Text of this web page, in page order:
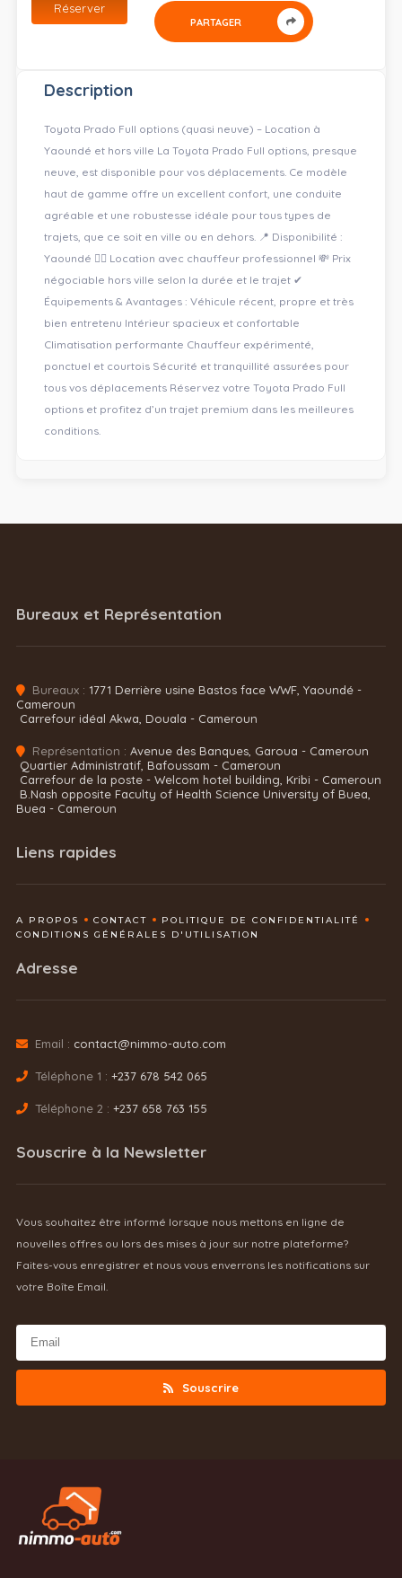
Réserver
PARTAGER
Description
Toyota Prado Full options (quasi neuve) – Location à
Yaoundé et hors ville La Toyota Prado Full options, presque
neuve, est disponible pour vos déplacements. Ce modèle
haut de gamme offre un excellent confort, une conduite
agréable et une robustesse idéale pour tous types de
trajets, que ce soit en ville ou en dehors. 📍 Disponibilité :
Yaoundé 🧑‍✈️ Location avec chauffeur professionnel 💸 Prix
négociable hors ville selon la durée et le trajet ✔
Équipements & Avantages : Véhicule récent, propre et très
bien entretenu Intérieur spacieux et confortable
Climatisation performante Chauffeur expérimenté,
ponctuel et courtois Sécurité et tranquillité assurées pour
tous vos déplacements Réservez votre Toyota Prado Full
options et profitez d’un trajet premium dans les meilleures
conditions.
Bureaux et Représentation
Bureaux : 1771 Derrière usine Bastos face WWF, Yaoundé -
Cameroun
Carrefour idéal Akwa, Douala - Cameroun
Représentation : Avenue des Banques, Garoua - Cameroun
Quartier Administratif, Bafoussam - Cameroun
Carrefour de la poste - Welcom hotel building, Kribi - Cameroun
B.Nash opposite Faculty of Health Science University of Buea,
Buea - Cameroun
Liens rapides
A PROPOS CONTACT
POLITIQUE DE CONFIDENTIALITÉ
CONDITIONS GÉNÉRALES D'UTILISATION
Adresse
Email : contact@nimmo-auto.com
Téléphone 1 : +237 678 542 065
Téléphone 2 : +237 658 763 155
Souscrire à la Newsletter
Vous souhaitez être informé lorsque nous mettons en ligne de
nouvelles offres ou lors des mises à jour sur notre plateforme?
Faites-vous enregistrer et nous vous enverrons les notifications sur
votre Boîte Email.
Souscrire